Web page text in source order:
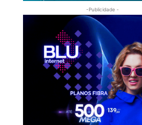
-Publicidade -